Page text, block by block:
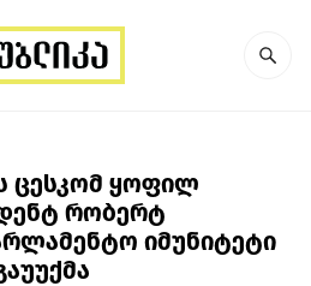
ცესკომ ყოფილ
რობერტ
იმუნიტეტი